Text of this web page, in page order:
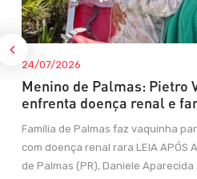
24/07/2026
Menino de Palmas: Pietro
enfrenta doença renal e
Família de Palmas faz vaquinha
com doença renal rara LEIA APÓS
de Palmas (PR), Daniele Aparecida